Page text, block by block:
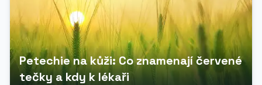
Petechie na kůži: Co znamenají červené
tečky a kdy k lékaři